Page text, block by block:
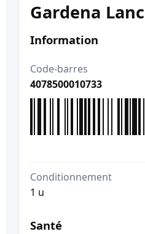
Gardena
Information
Code-barres
4078500010733
Conditionnement
1 u
Santé